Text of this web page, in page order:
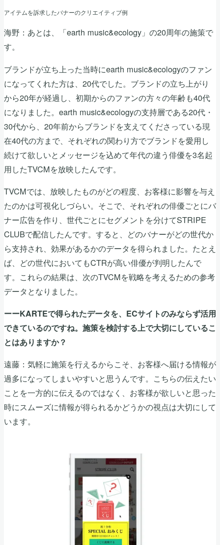
アイテムを訴求したバナーのクリエイティブ例
海野：あとは、「earth music&ecology」の20周年の施策で
す。
ブランドが立ち上った当時にearth music&ecologyのファン
になってくれた方は、20代でした。ブランドの立ち上がり
から20年が経過し、初期からのファンの方々の年齢も40代
になりました。earth music&ecologyの支持層である20代・
30代から、20年前からブランドを支えてくださっている現
在40代の方まで、それぞれの関わり方でブランドを愛用し
続けて欲しいとメッセージを込めて年代の違う俳優を3名起
用したTVCMを放映したんです。
TVCMでは、放映したものがどの程度、お客様に影響を与え
たのかは可視化しづらい。そこで、それぞれの俳優ごとにバ
ナー広告を作り、世代ごとにセグメントを分けてSTRIPE
CLUBで配信したんです。すると、どのバナーがどの世代か
ら支持され、効果があるかのデータを得られました。たとえ
ば、どの世代においてもCTRが高い俳優が判明したんで
す。これらの結果は、次のTVCMを戦略を考えるための参考
データとなりました。
ーーKARTEで得られたデータを、ECサイトのみならず活用
できているのですね。施策を検討する上で大切にしているこ
とはありますか？
遠藤：気軽に施策を行えるからこそ、お客様へ届ける情報が
過多になってしまいやすいと思うんです。こちらの伝えたい
ことを一方的に伝えるのではなく、お客様が欲しいと思った
時にスムーズに情報が得られるかどうかの視点は大切にして
います。